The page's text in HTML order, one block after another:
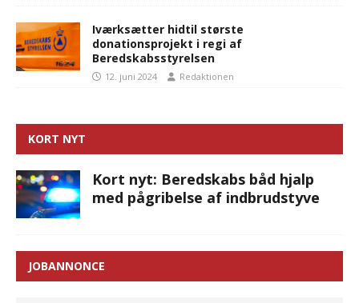
Iværksætter hidtil største
donationsprojekt i regi af
Beredskabsstyrelsen
12. juni 2024 Redaktionen
KORT NYT
Kort nyt: Beredskabs båd hjalp
med pågribelse af indbrudstyve
JOBANNONCE